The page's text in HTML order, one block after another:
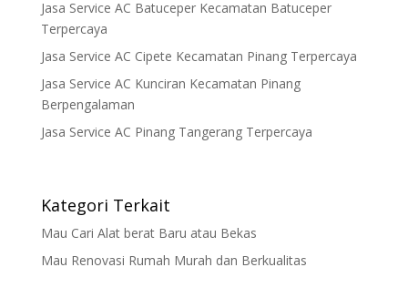
Jasa Service AC Batuceper Kecamatan Batuceper
Terpercaya
Jasa Service AC Cipete Kecamatan Pinang Terpercaya
Jasa Service AC Kunciran Kecamatan Pinang
Berpengalaman
Jasa Service AC Pinang Tangerang Terpercaya
Kategori Terkait
Mau Cari Alat berat Baru atau Bekas
Mau Renovasi Rumah Murah dan Berkualitas